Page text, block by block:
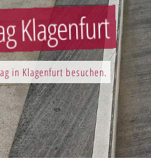
in Klagenfurt besuchen.
Klagenfurt